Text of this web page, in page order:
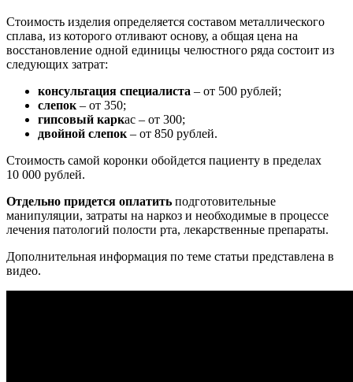
Стоимость изделия определяется составом металлического
сплава, из которого отливают основу, а общая цена на
восстановление одной единицы челюстного ряда состоит из
следующих затрат:
консультация специалиста – от 500 рублей;
слепок – от 350;
гипсовый каркас – от 300;
двойной слепок – от 850 рублей.
Стоимость самой коронки обойдется пациенту в пределах
10 000 рублей.
Отдельно придется оплатить подготовительные
манипуляции, затраты на наркоз и необходимые в процессе
лечения патологий полости рта, лекарственные препараты.
Дополнительная информация по теме статьи представлена в
видео.